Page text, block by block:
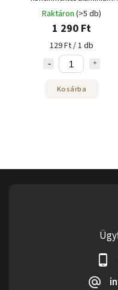
kapszula 10 adag
Raktáron (>5 db)
1 290 Ft
129 Ft / 1 db
Kosárba